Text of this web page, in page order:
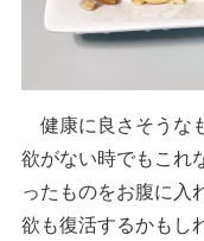
健康に良さそうな
欲がない時でもこれ
ったものをお腹に入
欲も復活するかもし